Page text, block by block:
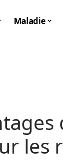
Maladie
les